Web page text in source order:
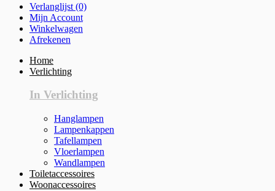
Verlanglijst (0)
Mijn Account
Winkelwagen
Afrekenen
Home
Verlichting
In Verlichting
Hanglampen
Lampenkappen
Tafellampen
Vloerlampen
Wandlampen
Toiletaccessoires
Woonaccessoires